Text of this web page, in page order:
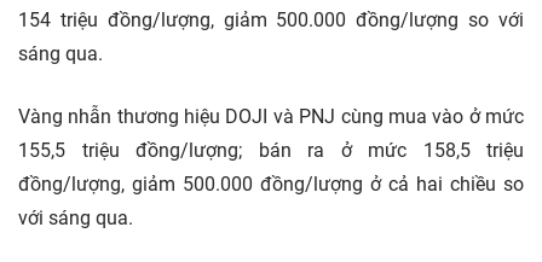
154 triệu đồng/lượng, giảm 500.000 đồng/lượng so với
sáng qua.
Vàng nhẫn thương hiệu DOJI và PNJ cùng mua vào ở mức
155,5 triệu đồng/lượng; bán ra ở mức 158,5 triệu
đồng/lượng, giảm 500.000 đồng/lượng ở cả hai chiều so
với sáng qua.